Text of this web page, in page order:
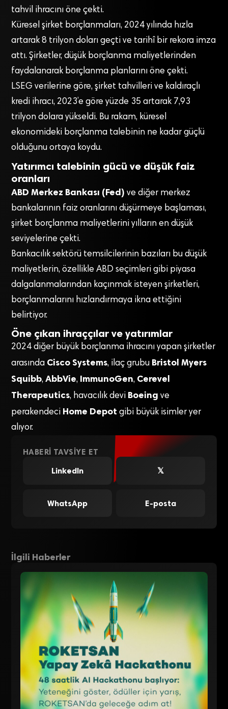
tahvil ihracını öne çekti.
Küresel şirket borçlanmaları, 2024 yılında hızla
artarak 8 trilyon doları geçti ve tarihî bir rekora imza
attı. Şirketler, düşük borçlanma maliyetlerinden
faydalanarak borçlanma planlarını öne çekti.
LSEG verilerine göre, şirket tahvilleri ve kaldıraçlı
kredi ihracı, 2023’e göre yüzde 35 artarak 7,93
trilyon dolara yükseldi. Bu rakam, küresel
ekonomideki borçlanma talebinin ne kadar güçlü
olduğunu ortaya koydu.
Yatırımcı talebinin gücü ve düşük faiz
oranları
ABD Merkez Bankası (Fed) ve diğer merkez
bankalarının faiz oranlarını düşürmeye başlaması,
şirket borçlanma maliyetlerini yılların en düşük
seviyelerine çekti.
Bankacılık sektörü temsilcilerinin bazıları bu düşük
maliyetlerin, özellikle ABD seçimleri gibi piyasa
dalgalanmalarından kaçınmak isteyen şirketleri,
borçlanmalarını hızlandırmaya ikna ettiğini
belirtiyor.
Öne çıkan ihraççılar ve yatırımlar
2024 diğer büyük borçlanma ihracını yapan şirketler
arasında Cisco Systems, ilaç grubu Bristol Myers
Squibb,AbbVie, ImmunoGen, Cerevel
Therapeutics, havacılık devi Boeing ve
perakendeci Home Depot gibi büyük isimler yer
alıyor.
HABERI TAVSIYE ET
LinkedIn
𝕏
WhatsApp E-posta
İlgili Haberler